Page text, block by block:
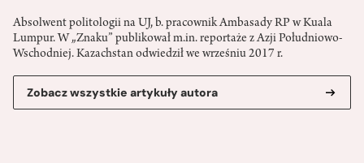
Absolwent politologii na UJ, b. pracownik Ambasady RP w Kuala
Lumpur. W „Znaku” publikował m.in. reportaże z Azji Południowo-
Wschodniej. Kazachstan odwiedził we wrześniu 2017 r.
Zobacz wszystkie artykuły autora